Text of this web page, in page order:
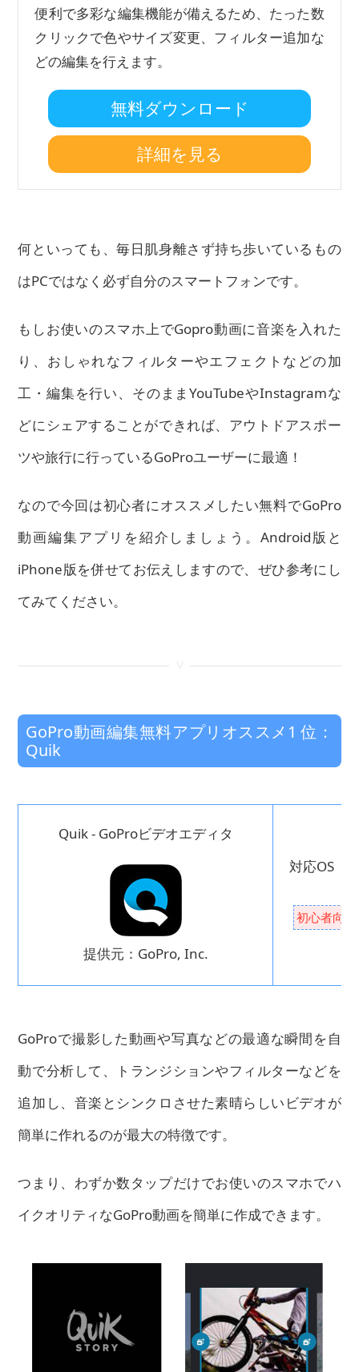
便利で多彩な編集機能が備えるため、たった数
クリックで色やサイズ変更、フィルター追加な
どの編集を行えます。
無料ダウンロード
詳細を見る
何といっても、毎日肌身離さず持ち歩いているもの
はPCではなく必ず自分のスマートフォンです。
もしお使いのスマホ上でGopro動画に音楽を入れた
り、おしゃれなフィルターやエフェクトなどの加
工・編集を行い、そのままYouTubeやInstagramな
どにシェアすることができれば、アウトドアスポー
ツや旅行に行っているGoProユーザーに最適！
なので今回は初心者にオススメしたい無料でGoPro
動画編集アプリを紹介しましょう。Android版と
iPhone版を併せてお伝えしますので、ぜひ参考にし
てみてください。
GoPro動画編集無料アプリオススメ1 位：
Quik
Quik - GoProビデオエディタ
提供元：GoPro, Inc.
対応OS ：
初心者向
GoProで撮影した動画や写真などの最適な瞬間を自
動で分析して、トランジションやフィルターなどを
追加し、音楽とシンクロさせた素晴らしいビデオが
簡単に作れるのが最大の特徴です。
つまり、わずか数タップだけでお使いのスマホでハ
イクオリティなGoPro動画を簡単に作成できます。